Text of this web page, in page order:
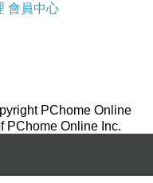
另外加大了座椅椅
會員中心
PChome Online
PChome Online Inc.